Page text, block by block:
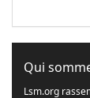
Qui
Lsm.org